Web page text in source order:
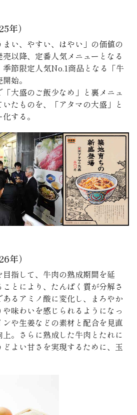
年）
い、やすい、はやい」の価値の
以降、定番人気メニューとなる
季節限定人気No.1商品となる「牛
始。
「大盛のご飯少なめ」と裏メニュ
たものを、「アタマの大盛」と
する。
年）
目指して、牛肉の熟成期間を延
とにより、たんぱく質が分解さ
るアミノ酸に変化し、まろやか
味わいを感じられるようになっ
や生姜などの素材と配合を見直
上。さらに熟成した牛肉とたれに
よい甘さを実現するために、玉